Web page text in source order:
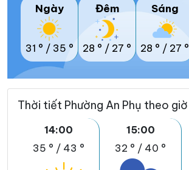
Ngày
31 ° / 35 °
Đêm
28 ° / 27 °
Sáng
28 ° / 27 °
Thời tiết Phường An Phụ theo giờ
14:00
35 ° / 43 °
15:00
32 ° / 40 °